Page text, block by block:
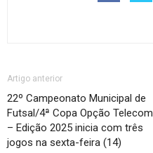
Artigo anterior
22º Campeonato Municipal de
Futsal/4ª Copa Opção Telecom
– Edição 2025 inicia com três
jogos na sexta-feira (14)